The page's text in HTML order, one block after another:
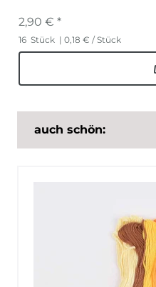
2,90 € *
16 Stück | 0,18 € / Stück
auch schön: